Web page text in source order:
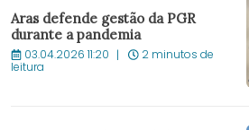
Aras defende gestão da PGR
durante a pandemia
03.04.2026 11:20 2 minutos de
leitura